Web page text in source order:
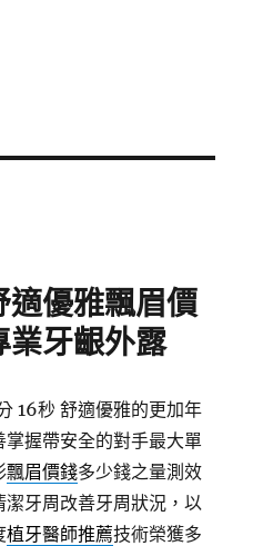
適優雅飄眉價
業牙齦外露
16秒 舒適優雅的更加年
掌握帶安全的對手最大單
飄眉價錢多少錢之量測效
牙周改善牙周狀況，以
植牙醫師推薦技術榮獲多